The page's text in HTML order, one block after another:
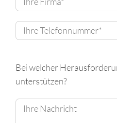
Bei welcher
unterstützen?